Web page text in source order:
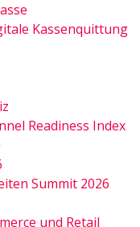
Kassenquittung
Readiness Index
Summit 2026
und Retail